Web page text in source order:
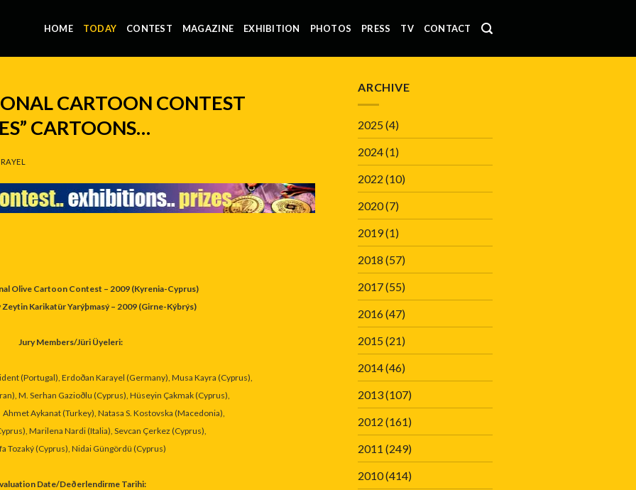
HOME TODAY CONTEST MAGAZINE EXHIBITION PHOTOS PRESS TV CONTACT
CARTOON CONTEST
CARTOONS…
Olive Cartoon Contest – 2009 (Kyrenia-Cyprus)
Zeytin Karikatür Yarýþmasý – 2009 (Girne-Kýbrýs)
Jury Members/Jüri Üyeleri:
(Portugal), Erdoðan Karayel (Germany), Musa Kayra (Cyprus),
M. Serhan Gazioðlu (Cyprus), Hüseyin Çakmak (Cyprus),
Ahmet Aykanat (Turkey), Natasa S. Kostovska (Macedonia),
Marilena Nardi (Italia), Sevcan Çerkez (Cyprus),
Tozaký (Cyprus), Nidai Güngördü (Cyprus)
Date/Deðerlendirme Tarihi:
ARCHIVE
2025(4)
2024(1)
2022 (10)
2020(7)
2019(1)
2018 (57)
2017(55)
2016(47)
2015(21)
2014(46)
2013(107)
2012 (161)
2011 (249)
2010(414)